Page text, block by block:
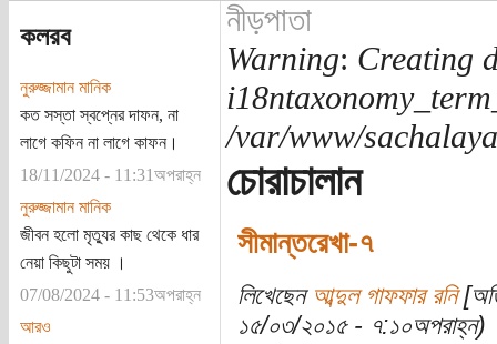
কলরব
নুরুজ্জামান মানিক
কত সস্তা স্বপ্নের দাফন, না
লাগে কফিন না লাগে কাফন।
18/11/2024 - 11:31অপরাহ্ন
নুরুজ্জামান মানিক
জীবন হলো মৃত্যুর কাছ থেকে ধার
নেয়া কিছুটা সময় ।
07/08/2024 - 11:53অপরাহ্ন
আরও
নীড়পাতা
Warning: Creating
/var/www/
চোরাচালান
সীমান্তরেখা-৭
লিখেছেন আব্দুল গাফফার রনি
১৫/০৩/২০১৫ - ৭:১০অপরাহ্ন)